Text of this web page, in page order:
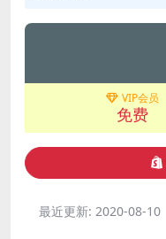
VIP会员
免费
最近更新: 2020-08-10